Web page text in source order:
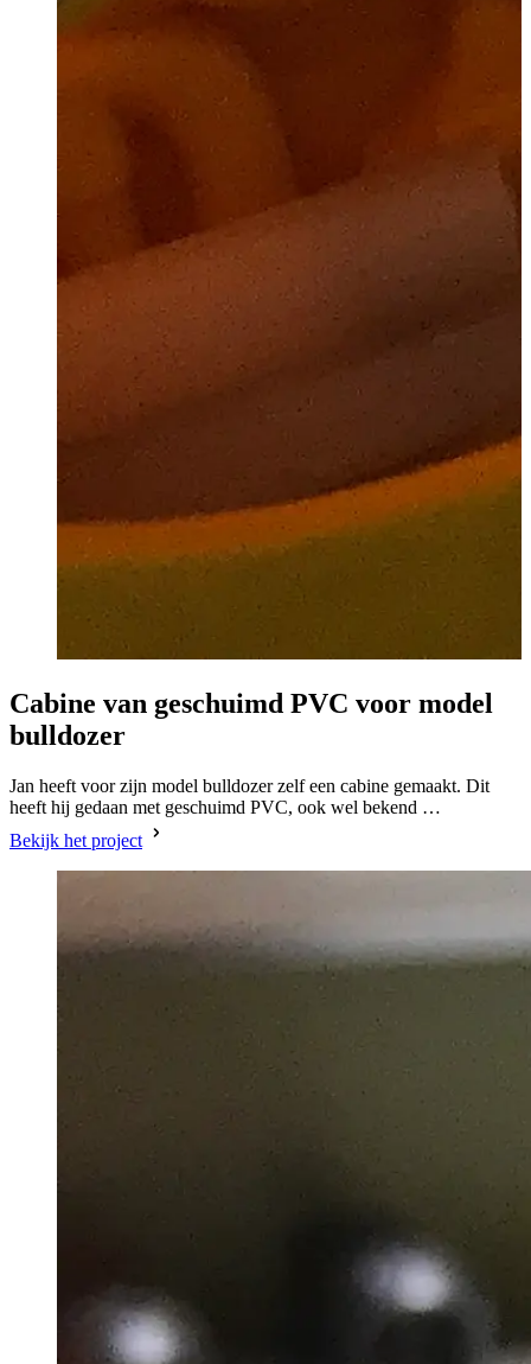
Cabine van geschuimd PVC voor model
bulldozer
Jan heeft voor zijn model bulldozer zelf een cabine gemaakt. Dit
heeft hij gedaan met geschuimd PVC, ook wel bekend …
Bekijk het project